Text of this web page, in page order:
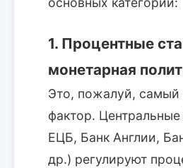
1. Процентные
монетарная
Это, пожалуй,
фактор.
ЕЦБ, Банк Англии,
др.) регулируют